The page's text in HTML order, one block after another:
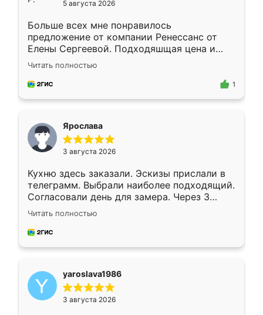
5 августа 2026
Больше всех мне понравилось
предложение от компании Ренессанс от
Елены Сергеевой. Подходяшщая цена и
короткие сроки изготовления. Приехавший
для замера сотрудник Владислав
предложил по моему эскизу самый
Читать полностью
1
Ярослава
3 августа 2026
Кухню здесь заказали. Эскизы прислали в
телеграмм. Выбрали наиболее подходящий.
Согласовали день для замера. Через 3
недели кухня была уже готова. Остались
довольны работой. Спасибо Ренессанс
мебель за качественную работу!
Читать полностью
yaroslava1986
3 августа 2026